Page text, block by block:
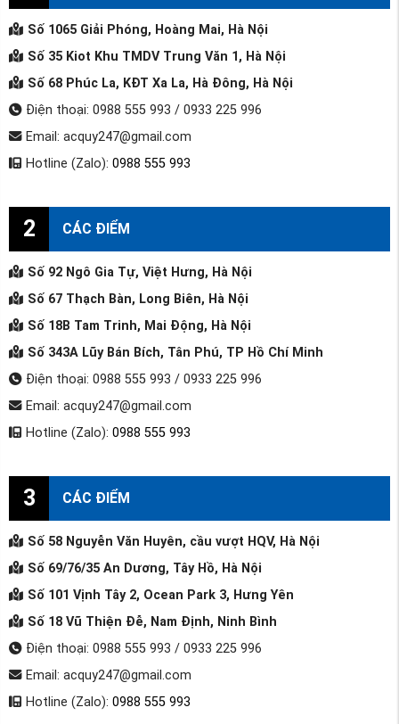
Số 1065 Giải Phóng, Hoàng Mai, Hà Nội
Số 35 Kiot Khu TMDV Trung Văn 1, Hà Nội
Số 68 Phúc La, KĐT Xa La, Hà Đông, Hà Nội
Điện thoại: 0988 555 993 / 0933 225 996
Email: acquy247@gmail.com
Hotline (Zalo): 0988 555 993
2 CÁC ĐIỂM
Số 92 Ngô Gia Tự, Việt Hưng, Hà Nội
Số 67 Thạch Bàn, Long Biên, Hà Nội
Số 18B Tam Trinh, Mai Động, Hà Nội
Số 343A Lũy Bán Bích, Tân Phú, TP Hồ Chí Minh
Điện thoại: 0988 555 993 / 0933 225 996
Email: acquy247@gmail.com
Hotline (Zalo): 0988 555 993
3 CÁC ĐIỂM
Số 58 Nguyễn Văn Huyên, cầu vượt HQV, Hà Nội
Số 69/76/35 An Dương, Tây Hồ, Hà Nội
Số 101 Vịnh Tây 2, Ocean Park 3, Hưng Yên
Số 18 Vũ Thiện Đễ, Nam Định, Ninh Bình
Điện thoại: 0988 555 993 / 0933 225 996
Email: acquy247@gmail.com
Hotline (Zalo): 0988 555 993